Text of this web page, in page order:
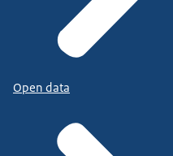
Open data